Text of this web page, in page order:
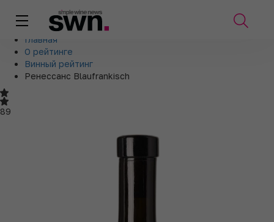
Главная
О рейтинге
Винный рейтинг
Ренессанс Blaufrankisch
89